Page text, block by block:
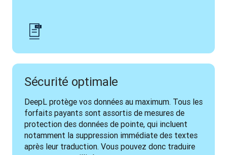
Sécurité optimale
DeepL protège vos données au maximum. Tous les
forfaits payants sont assortis de mesures de
protection des données de pointe, qui incluent
notamment la suppression immédiate des textes
après leur traduction. Vous pouvez donc traduire